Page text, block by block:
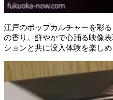
江戸のポップカルチャーを彩
の香り。鮮やかで心踊る映像
ションと共に没入体験を楽しめ